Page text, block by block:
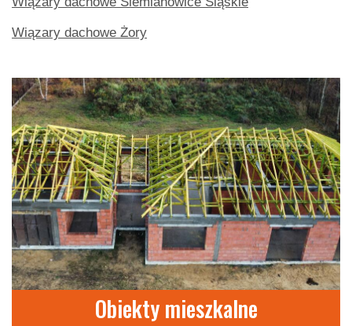
Wiązary dachowe Żory
Obiekty mieszkalne